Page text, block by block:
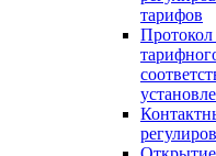
тарифов
Протокол